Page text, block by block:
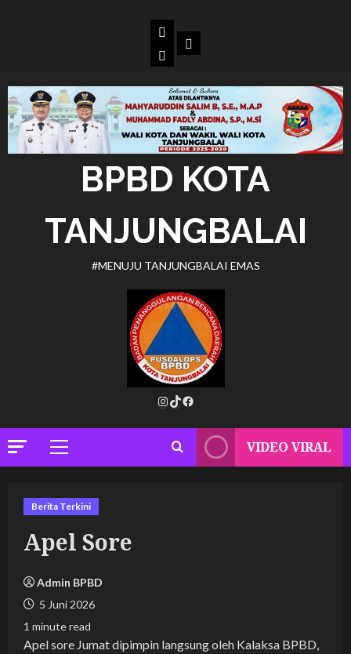
Beranda
BPBD
Tanjungbalai
Dokumen
BPBD KOTA
TANJUNGBALAI
#MENUJU TANJUNGBALAI EMAS
Instagram
TikTok
Facebook
Primary
VIDEO VIRAL
Berita Terkini
Apel Sore
Admin BPBD
5 Juni 2026
1 minute read
Apel sore Jumat dipimpin langsung oleh Kalaksa BPBD,